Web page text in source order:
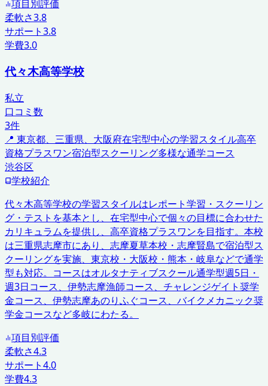
項目別評価
柔軟さ3.8
サポート3.8
学費3.0
代々木高等学校
私立
口コミ数
3件
📍 東京都、三重県、大阪府在宅型中心の学習スタイル高卒
資格プラスワン宿泊型スクーリング多様な通学コース
渋谷区
学校紹介
代々木高等学校の学習スタイルはレポート学習・スクーリン
グ・テストを基本とし、在宅型中心で個々の目標に合わせた
カリキュラムを提供し、高卒資格プラスワンを目指す。本校
は三重県志摩市にあり、志摩夏草本校・志摩賢島で宿泊型ス
クーリングを実施、東京校・大阪校・熊本・岐阜などで通学
型も対応。コースはオルタナティブスクール通学型週5日・
週3日コース、伊勢志摩漁師コース、チャレンジゲイト奨学
金コース、伊勢志摩あのりふぐコース、バイクメカニック奨
学金コースなど多岐にわたる。
項目別評価
柔軟さ4.3
サポート4.0
学費4.3